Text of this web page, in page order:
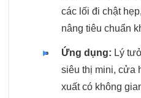
các lối đi chật
nâng tiêu chuẩn
Ứng dụng: Lý
siêu thị mini, cửa
xuất có không